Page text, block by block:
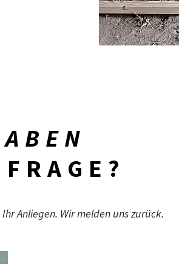
Anliegen. Wir melden uns zurück.